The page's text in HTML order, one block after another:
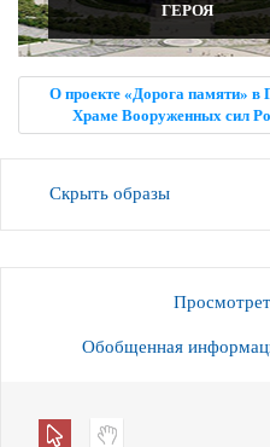
ГЕРОЯ
О проекте «Дорога памяти» в
Храме Вооруженных сил
Скрыть образы
Обобщенная